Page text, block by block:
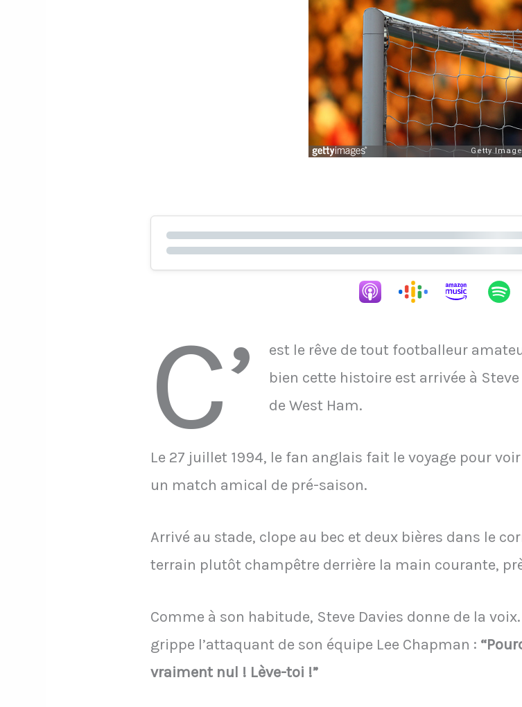
C’
est le rêve de tout footballeur
bien cette histoire est arrivée à
de West Ham.
Le 27 juillet 1994, le fan anglais fait le voyage pour
un match amical de pré-saison.
Arrivé au stade, clope au bec et deux bières dans le
terrain plutôt champêtre derrière la main courante,
Comme à son habitude, Steve Davies donne de la
grippe l’attaquant de son équipe Lee Chapman :
vraiment nul ! Lève-toi !”